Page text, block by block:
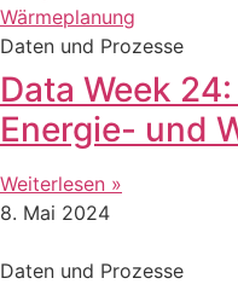
Daten und Prozesse
Data Week
Energie- und
Weiterlesen »
8. Mai 2024
Daten und Prozesse